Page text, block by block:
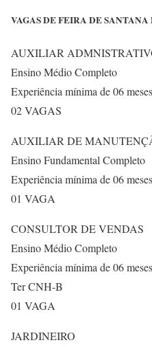
VAGAS DE FEIRA DE
AUXILIAR
Ensino Médio Completo
Experiência mínima de 06
02 VAGAS
AUXILIAR DE
Ensino Fundamental Completo
Experiência mínima de 06
01 VAGA
CONSULTOR DE VENDAS
Ensino Médio Completo
Experiência mínima de 06
Ter CNH-B
01 VAGA
JARDINEIRO